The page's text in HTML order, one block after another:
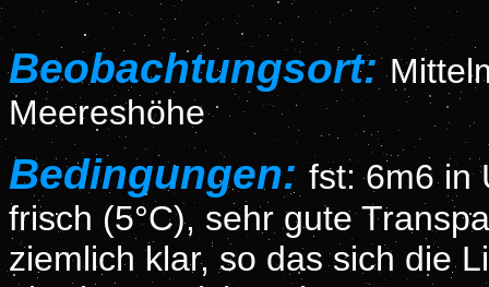
Beobachtungsort:
Meereshöhe
Bedingungen: fst: 6m6 in
frisch (5°C), sehr gute
ziemlich klar, so das sich die